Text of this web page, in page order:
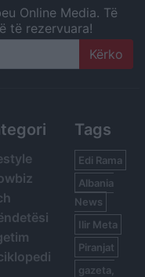
Online Media. Të
të rezervuara!
Tags
Edi Rama
Albania
News
Ilir Meta
Piranjat
gazeta,